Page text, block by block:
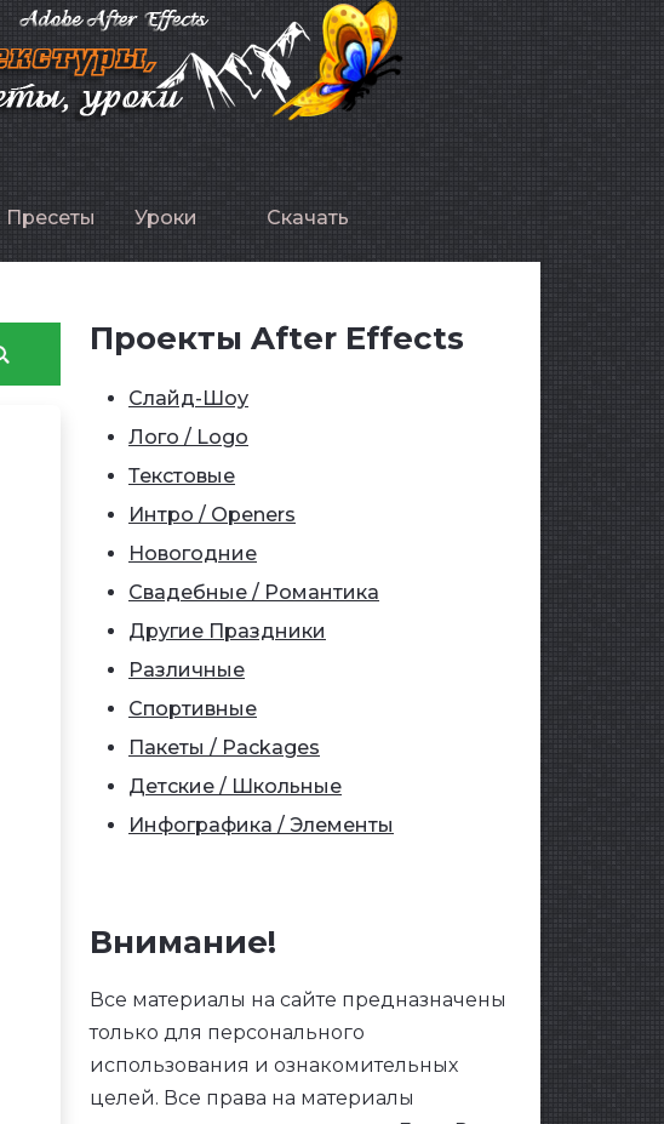
Пресеты Уроки Скачать
Проекты After Effects
Слайд-Шоу
Лого / Logo
Текстовые
Интро / Openers
Новогодние
Свадебные / Романтика
Другие Праздники
Различные
Спортивные
Пакеты / Packages
Детские / Школьные
Инфографика / Элементы
Внимание!
Все материалы на сайте предназначены
только для персонального
использования и ознакомительных
целей. Все права на материалы